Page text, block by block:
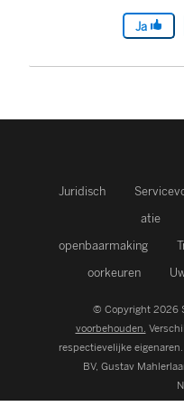
Ja
Juridisch
atie
openbaarmaking
oorkeuren
© Copyright 2026
voorbehouden.
respectievelijke
BV, Gustav